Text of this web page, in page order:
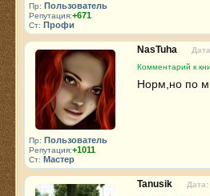
Пр: Пользователь
Репутация:+671
Ст: Профи
Пр: Пользователь
Репутация:+1011
Ст: Мастер
NasTuha
Комментарий к
Норм,но по
Tanusik